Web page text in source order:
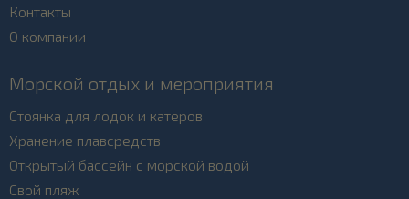
Контакты
О компании
Морской отдых и мероприятия
Стоянка для лодок и катеров
Хранение плавсредств
Открытый бассейн с морской водой
Свой пляж